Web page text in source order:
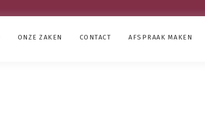
ONZE ZAKEN CONTACT AFSPRAAK MAKEN